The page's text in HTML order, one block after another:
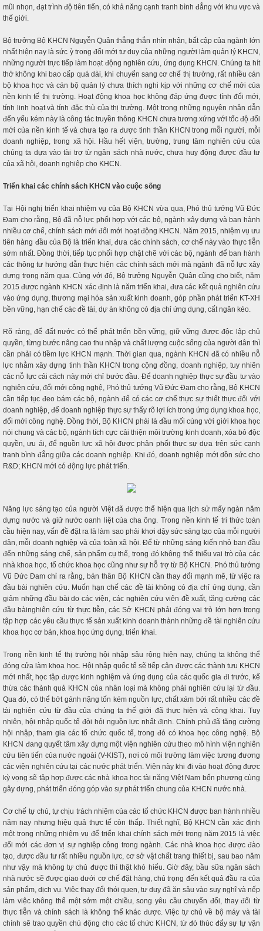
mũi nhọn, đạt trình độ tiên tiến, có khả năng cạnh tranh bình đẳng với khu vực và
thế giới.
Bộ trưởng Bộ KHCN Nguyễn Quân thẳng thắn nhìn nhận, bất cập của ngành lớn
nhất hiện nay là sức ỳ trong đổi mới tư duy của những người làm quản lý KHCN,
những người trực tiếp làm hoạt động nghiên cứu, ứng dụng KHCN. Chúng ta hít
thở không khi bao cấp quá dài, khi chuyển sang cơ chế thị trường, rất nhiều cán
bộ khoa học và cán bộ quản lý chưa thích nghi kịp với những cơ chế mới của
nền kinh tế thị trường. Hoạt động khoa học không đáp ứng được tính đổi mới,
tính linh hoạt và tính đặc thù của thị trường. Một trong những nguyên nhân dẫn
đến yếu kém này là công tác truyền thông KHCN chưa tương xứng với tốc độ đổi
mới của nền kinh tế và chưa tạo ra được tinh thần KHCN trong mỗi người, mỗi
doanh nghiệp, trong xã hội. Hầu hết viện, trường, trung tâm nghiên cứu của
chúng ta dựa vào tài trợ từ ngân sách nhà nước, chưa huy động được đầu tư
của xã hội, doanh nghiệp cho KHCN.
Triển khai các chính sách KHCN vào cuộc sống
Tại Hội nghị triển khai nhiệm vụ của Bộ KHCN vừa qua, Phó thủ tướng Vũ Đức
Đam cho rằng, Bộ đã nỗ lực phối hợp với các bộ, ngành xây dựng và ban hành
nhiều cơ chế, chính sách mới đổi mới hoạt động KHCN. Năm 2015, nhiệm vụ ưu
tiên hàng đầu của Bộ là triển khai, đưa các chính sách, cơ chế này vào thực tiễn
sớm nhất. Đồng thời, tiếp tục phối hợp chặt chẽ với các bộ, ngành để ban hành
các thông tư hướng dẫn thực hiện các chính sách mới mà ngành đã nỗ lực xây
dựng trong năm qua. Cùng với đó, Bộ trưởng Nguyễn Quân cũng cho biết, năm
2015 được ngành KHCN xác định là năm triển khai, đưa các kết quả nghiên cứu
vào ứng dụng, thương mại hóa sản xuất kinh doanh, góp phần phát triển KT-XH
bền vững, hạn chế các đề tài, dự án không có địa chỉ ứng dụng, cất ngăn kéo.
Rõ ràng, để đất nước có thể phát triển bền vững, giữ vững được độc lập chủ
quyền, từng bước nâng cao thu nhập và chất lượng cuộc sống của người dân thì
cần phải có tiềm lực KHCN mạnh. Thời gian qua, ngành KHCN đã có nhiều nỗ
lực nhằm xây dựng tinh thần KHCN trong cộng đồng, doanh nghiệp, tuy nhiên
các nỗ lực cải cách này mới chỉ bước đầu. Để doanh nghiệp thực sự đầu tư vào
nghiên cứu, đổi mới công nghệ, Phó thủ tướng Vũ Đức Đam cho rằng, Bộ KHCN
cần tiếp tục đeo bám các bộ, ngành để có các cơ chế thực sự thiết thực đối với
doanh nghiệp, để doanh nghiệp thực sự thấy rõ lợi ích trong ứng dụng khoa học,
đổi mới công nghệ. Đồng thời, Bộ KHCN phải là đầu mối cùng với giới khoa học
nói chung và các bộ, ngành tích cực cải thiện môi trường kinh doanh, xóa bỏ độc
quyền, ưu ái, để nguồn lực xã hội được phân phối thực sự dựa trên sức cạnh
tranh bình đẳng giữa các doanh nghiệp. Khi đó, doanh nghiệp mới dồn sức cho
R&D; KHCN mới có động lực phát triển.
Năng lực sáng tạo của người Việt đã được thể hiện qua lịch sử mấy ngàn năm
dựng nước và giữ nước oanh liệt của cha ông. Trong nền kinh tế tri thức toàn
cầu hiện nay, vấn đề đặt ra là làm sao phải khơi dậy sức sáng tạo của mỗi người
dân, mỗi doanh nghiệp và của toàn xã hội. Để từ những sáng kiến nhỏ ban đầu
đến những sáng chế, sản phẩm cụ thể, trong đó không thể thiếu vai trò của các
nhà khoa học, tổ chức khoa học cũng như sự hỗ trợ từ Bộ KHCN. Phó thủ tướng
Vũ Đức Đam chỉ ra rằng, bản thân Bộ KHCN cần thay đổi mạnh mẽ, từ việc ra
đầu bài nghiên cứu. Muốn hạn chế các đề tài không có địa chỉ ứng dụng, cần
giảm những đầu bài do các viện, các nghiên cứu viên đề xuất, tăng cường các
đầu bàinghiên cứu từ thực tiễn, các Sở KHCN phải đóng vai trò lớn hơn trong
tập hợp các yêu cầu thực tế sản xuất kinh doanh thành những đề tài nghiên cứu
khoa học cơ bản, khoa học ứng dụng, triển khai.
Trong nền kinh tế thị trường hội nhập sâu rộng hiện nay, chúng ta không thể
đóng cửa làm khoa học. Hội nhập quốc tế sẽ tiếp cận được các thành tưu KHCN
mới nhất, học tập được kinh nghiệm và ứng dụng của các quốc gia đi trước, kế
thừa các thành quả KHCN của nhân loại mà không phải nghiên cứu lại từ đầu.
Qua đó, có thể bớt gánh nặng tốn kém nguồn lực, chất xám bởi rất nhiều các đề
tài nghiên cứu từ đầu của chúng ta thế giới đã thực hiện và công khai. Tuy
nhiên, hội nhập quốc tế đòi hỏi nguồn lực nhất định. Chính phủ đã tăng cường
hội nhập, tham gia các tổ chức quốc tế, trong đó có khoa học công nghệ. Bộ
KHCN đang quyết tâm xây dựng một viện nghiên cứu theo mô hình viện nghiên
cứu tiên tiến của nước ngoài (V-KIST), nơi có môi trường làm việc tương đương
các viện nghiên cứu tại các nước phát triển. Viện này khi đi vào hoạt động được
kỳ vọng sẽ tập hợp được các nhà khoa học tài năng Việt Nam bốn phương cùng
gây dựng, phát triển đóng góp vào sự phát triển chung của KHCN nước nhà.
Cơ chế tự chủ, tự chịu trách nhiệm của các tổ chức KHCN được ban hành nhiều
năm nay nhưng hiệu quả thực tế còn thấp. Thiết nghĩ, Bộ KHCN cần xác định
một trong những nhiệm vụ để triển khai chính sách mới trong năm 2015 là việc
đổi mới các đơn vị sự nghiệp công trong ngành. Các nhà khoa học được đào
tạo, được đầu tư rất nhiều nguồn lực, cơ sở vật chất trang thiết bị, sau bao năm
như vậy mà không tự chủ được thì thật khó hiểu. Giờ đây, bầu sữa ngân sách
nhà nước sẽ được giao dưới cơ chế đặt hàng, chú trọng đến kết quả đầu ra của
sản phẩm, dịch vụ. Việc thay đổi thói quen, tư duy đã ăn sâu vào suy nghĩ và nếp
làm việc không thể một sớm một chiều, song yêu cầu chuyển đổi, thay đổi từ
thực tiễn và chính sách là không thể khác được. Việc tự chủ về bộ máy và tài
chính sẽ trao quyền chủ động cho các tổ chức KHCN, từ đó thúc đẩy sự tự vận